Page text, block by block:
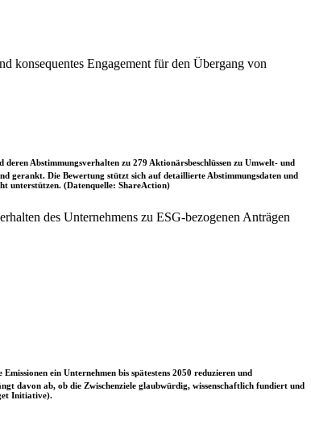
konsequentes Engagement für den Übergang von
Abstimmungsverhalten zu 279 Aktionärsbeschlüssen zu Umwelt- und
gerankt. Die Bewertung stützt sich auf detaillierte Abstimmungsdaten und
unterstützen. (Datenquelle: ShareAction)
des Unternehmens zu ESG-bezogenen Anträgen
ein Unternehmen bis spätestens 2050 reduzieren und
davon ab, ob die Zwischenziele glaubwürdig, wissenschaftlich fundiert und
Initiative).